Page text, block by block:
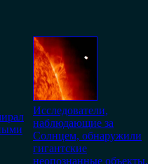
Исследователи,
наблюдающие за
Солнцем, обнаружили
гигантские
неопознанные объекты,